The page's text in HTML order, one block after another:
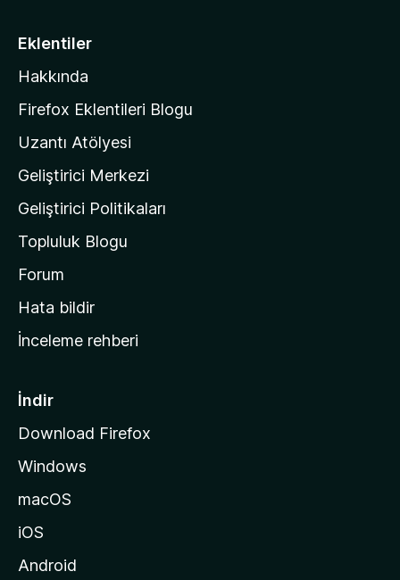
i
l
a
n
ı
n
n
a
s
y
a
ı
n
i
d
Eklentiler
Hakkında
Firefox Eklentileri Blogu
Uzantı Atölyesi
Geliştirici Merkezi
Geliştirici Politikaları
Topluluk Blogu
Forum
Hata bildir
İnceleme rehberi
İndir
Download Firefox
Windows
macOS
iOS
Android